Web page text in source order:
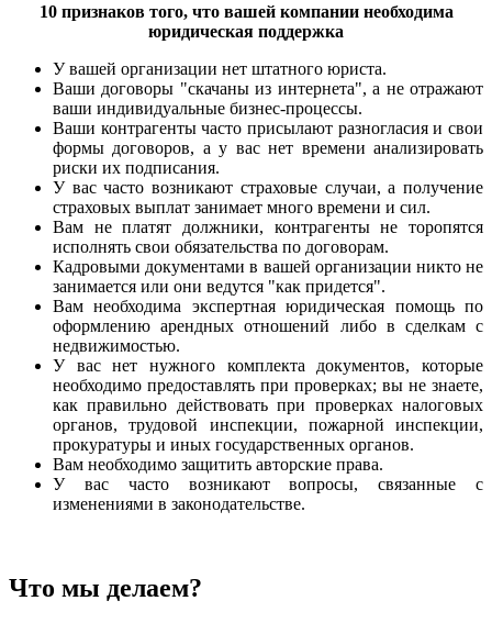
10 признаков того, что вашей компании необходима
юридическая поддержка
У вашей организации нет штатного юриста.
Ваши договоры "скачаны из интернета", а не отражают
ваши индивидуальные бизнес-процессы.
Ваши контрагенты часто присылают разногласия и свои
формы договоров, а у вас нет времени анализировать
риски их подписания.
У вас часто возникают страховые случаи, а получение
страховых выплат занимает много времени и сил.
Вам не платят должники, контрагенты не торопятся
исполнять свои обязательства по договорам.
Кадровыми документами в вашей организации никто не
занимается или они ведутся "как придется".
Вам необходима экспертная юридическая помощь по
оформлению арендных отношений либо в сделкам с
недвижимостью.
У вас нет нужного комплекта документов, которые
необходимо предоставлять при проверках; вы не знаете,
как правильно действовать при проверках налоговых
органов, трудовой инспекции, пожарной инспекции,
прокуратуры и иных государственных органов.
Вам необходимо защитить авторские права.
У вас часто возникают вопросы, связанные с
изменениями в законодательстве.
Что мы делаем?